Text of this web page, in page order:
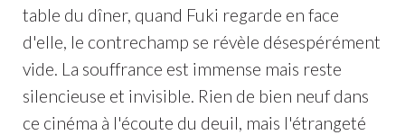
table du dîner, quand Fuki regarde en face
d'elle, le contrechamp se révèle désespérément
vide. La souffrance est immense mais reste
silencieuse et invisible. Rien de bien neuf dans
ce cinéma à l'écoute du deuil, mais l'étrangeté